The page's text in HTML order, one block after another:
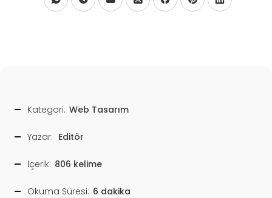
Kategori: Web Tasarım
Yazar: Editör
İçerik: 806 kelime
Okuma Süresi: 6 dakika